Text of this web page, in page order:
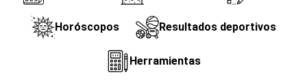
Horóscopos Resultados deportivos
Herramientas